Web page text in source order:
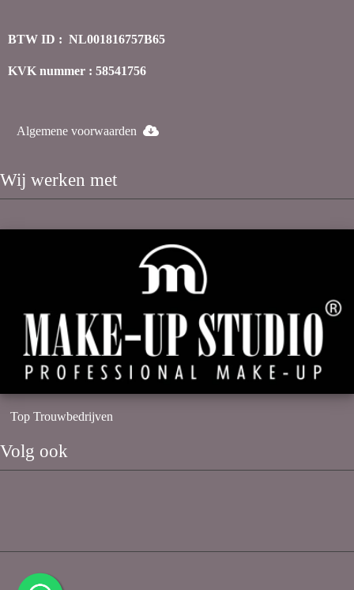
BTW ID : NL001816757B65
KVK nummer : 58541756
Algemene voorwaarden
Wij werken met
Top Trouwbedrijven
Volg ook